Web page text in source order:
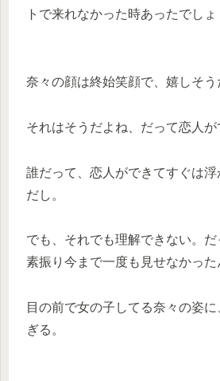
トで来れなかった時あったでしょ
奈々の顔は終始笑顔で、嬉しそう
それはそうだよね、だって恋人が
誰だって、恋人ができてすぐは
だし。
でも、それでも理解できない。
素振り今まで一度も見せなかった
目の前で女の子してる奈々の姿
ぎる。